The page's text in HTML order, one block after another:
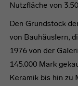
Nutzfläche von
Den Grundstock
von Bauhäuslern,
1976 von der
145.000 Mark
Keramik bis hin zu